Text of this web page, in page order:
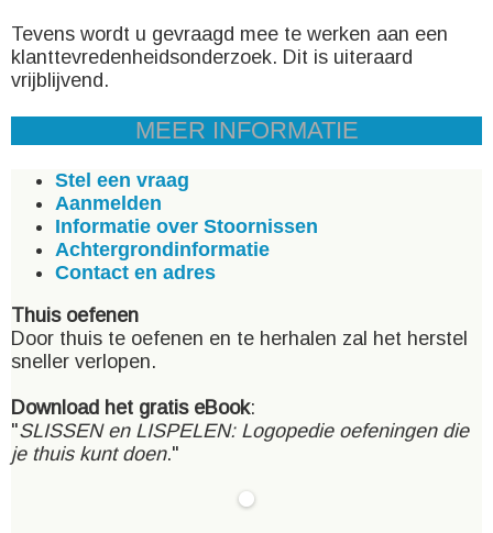
Tevens wordt u gevraagd mee te werken aan een
klanttevredenheidsonderzoek. Dit is uiteraard
vrijblijvend.
MEER INFORMATIE
Stel een vraag
Aanmelden
Informatie over Stoornissen
Achtergrondinformatie
Contact en adres
Thuis oefenen
Door thuis te oefenen en te herhalen zal het herstel
sneller verlopen.
Download het gratis eBook:
"SLISSEN en LISPELEN: Logopedie oefeningen die
je thuis kunt doen."